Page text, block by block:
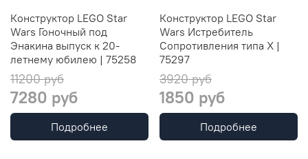
Конструктор LEGO Star
Wars Гоночный под
Энакина выпуск к 20-
летнему юбилею | 75258
11200 руб
7280 руб
Подробнее
Конструктор LEGO Star
Wars Истребитель
Сопротивления типа X |
75297
3920 руб
1850 руб
Подробнее